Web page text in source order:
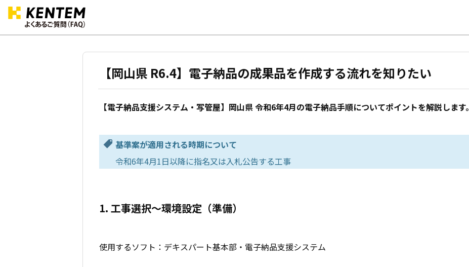
【岡山県 R6.4】電子納品の成果品を作成する流れを知りたい
【電子納品支援システム・写管屋】岡山県 令和6年4月の電子納品手順についてポイントを解説します。
基準案が適用される時期について
令和6年4月1日以降に指名又は入札公告する工事
1. 工事選択～環境設定（準備）
使用するソフト：デキスパート基本部・電子納品支援システム